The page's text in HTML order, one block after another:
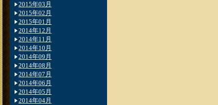
2015年03月
2015年02月
2015年01月
2014年12月
2014年11月
2014年10月
2014年09月
2014年08月
2014年07月
2014年06月
2014年05月
2014年04月